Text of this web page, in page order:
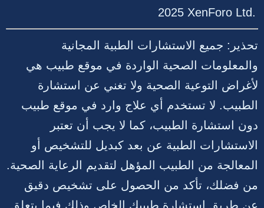
2025 XenForo Ltd.
تحذير: جميع الاستشارات الطبية المجانية
والمعلومات الصحية الواردة في موقع طبيب هي
لأغراض التوعية الصحية ولا تغني عن استشارة
الطبيب. لا تستخدم أي علاج وارد في موقع طبيب
دون استشارة الطبيب، كما لا يجب أن تعتبر
الاستشارات الطبية عن بعد كبديل للتشخيص أو
المعالجة من الطبيب المؤهل لتقديم الرعاية الصحية.
من فضلك، تأكد من الحصول على تشخيص دقيق
عن طريق استشارة طبيبك الخاص وذلك فيما يتعلق